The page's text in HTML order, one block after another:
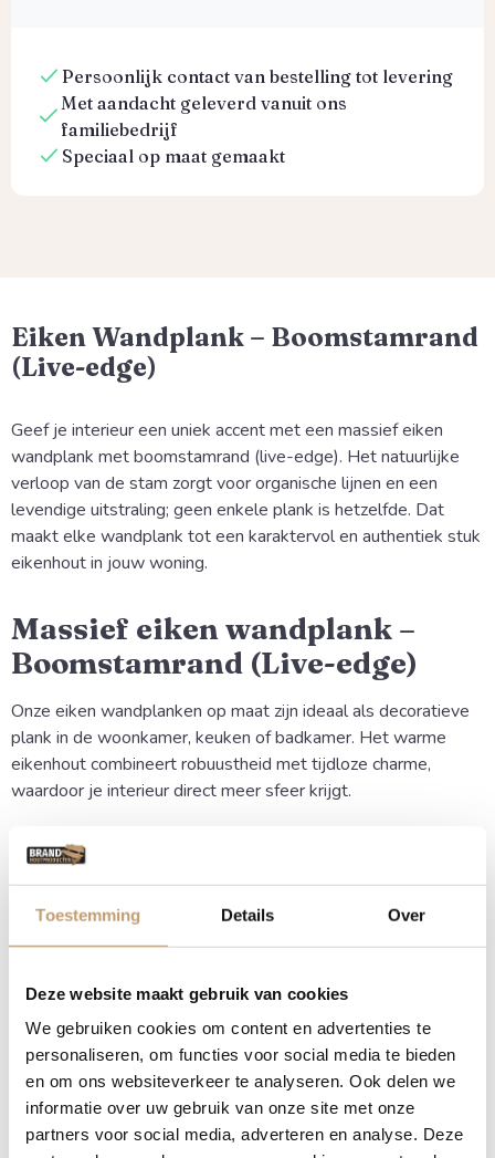
Toestemming Details Over
Deze website maakt gebruik van cookies
We gebruiken cookies om content en advertenties te
personaliseren, om functies voor social media te bieden
en om ons websiteverkeer te analyseren. Ook delen we
informatie over uw gebruik van onze site met onze
partners voor social media, adverteren en analyse. Deze
Persoonlijk contact van bestelling tot levering
Met aandacht geleverd vanuit ons
familiebedrijf
Speciaal op maat gemaakt
Eiken Wandplank – Boomstamrand
(Live-edge)
Geef je interieur een uniek accent met een massief eiken
wandplank met boomstamrand (live-edge). Het natuurlijke
verloop van de stam zorgt voor organische lijnen en een
levendige uitstraling; geen enkele plank is hetzelfde. Dat
maakt elke wandplank tot een karaktervol en authentiek stuk
eikenhout in jouw woning.
Massief eiken wandplank –
Boomstamrand (Live-edge)
Onze eiken wandplanken op maat zijn ideaal als decoratieve
plank in de woonkamer, keuken of badkamer. Het warme
eikenhout combineert robuustheid met tijdloze charme,
waardoor je interieur direct meer sfeer krijgt.
Natuurlijke vormen en
Karakter
Omdat we de natuurlijke vorm van de boom volgen (de
huis. De nerven, kleurnuances en de glooiende rand zorgen
ervoor dat de wandplank een ware eyecatcher is aan elke
Voordelen van een eiken
wandplank met boomstamrand